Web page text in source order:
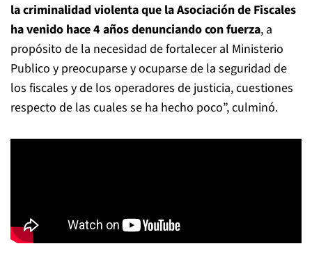
la criminalidad violenta que la Asociación de Fiscales
ha venido hace 4 años denunciando con fuerza, a
propósito de la necesidad de fortalecer al Ministerio
Publico y preocuparse y ocuparse de la seguridad de
los fiscales y de los operadores de justicia, cuestiones
respecto de las cuales se ha hecho poco”, culminó.